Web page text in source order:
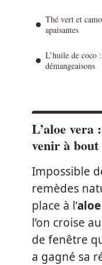
Thé vert et
apaisantes
L’huile de coco
démangeaisons
L’aloe
venir à bout
Impossible
remèdes
place à l’
l’on croise
de fenêtre
a gagné sa